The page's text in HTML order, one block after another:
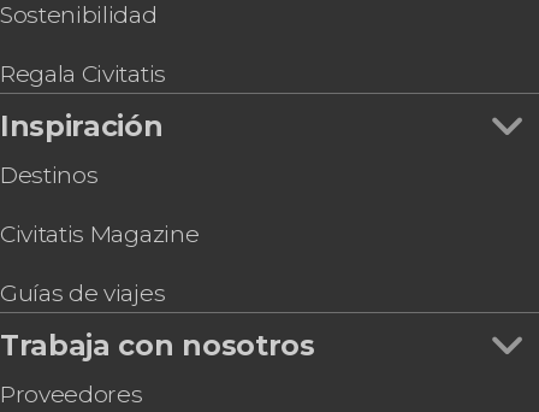
Sostenibilidad
Regala Civitatis
Inspiración
Destinos
Civitatis Magazine
Guías de viajes
Trabaja con nosotros
Proveedores